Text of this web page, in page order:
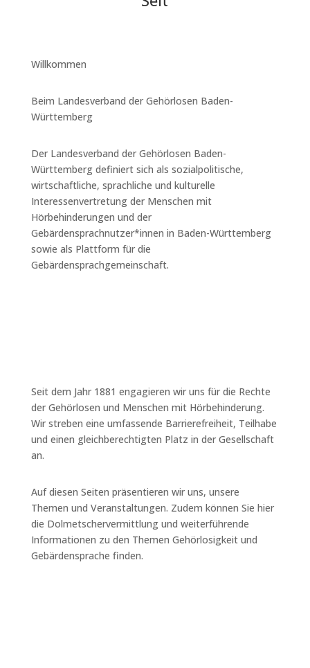
Willkommen
Beim Landesverband der Gehörlosen Baden-
Württemberg
Der Landesverband der Gehörlosen Baden-
Württemberg definiert sich als sozialpolitische,
wirtschaftliche, sprachliche und kulturelle
Interessenvertretung der Menschen mit
Hörbehinderungen und der
Gebärdensprachnutzer*innen in Baden-Württemberg
sowie als Plattform für die
Gebärdensprachgemeinschaft.
Seit dem Jahr 1881 engagieren wir uns für die Rechte
der Gehörlosen und Menschen mit Hörbehinderung.
Wir streben eine umfassende Barrierefreiheit, Teilhabe
und einen gleichberechtigten Platz in der Gesellschaft
an.
Auf diesen Seiten präsentieren wir uns, unsere
Themen und Veranstaltungen. Zudem können Sie hier
die Dolmetschervermittlung und weiterführende
Informationen zu den Themen Gehörlosigkeit und
Gebärdensprache finden.